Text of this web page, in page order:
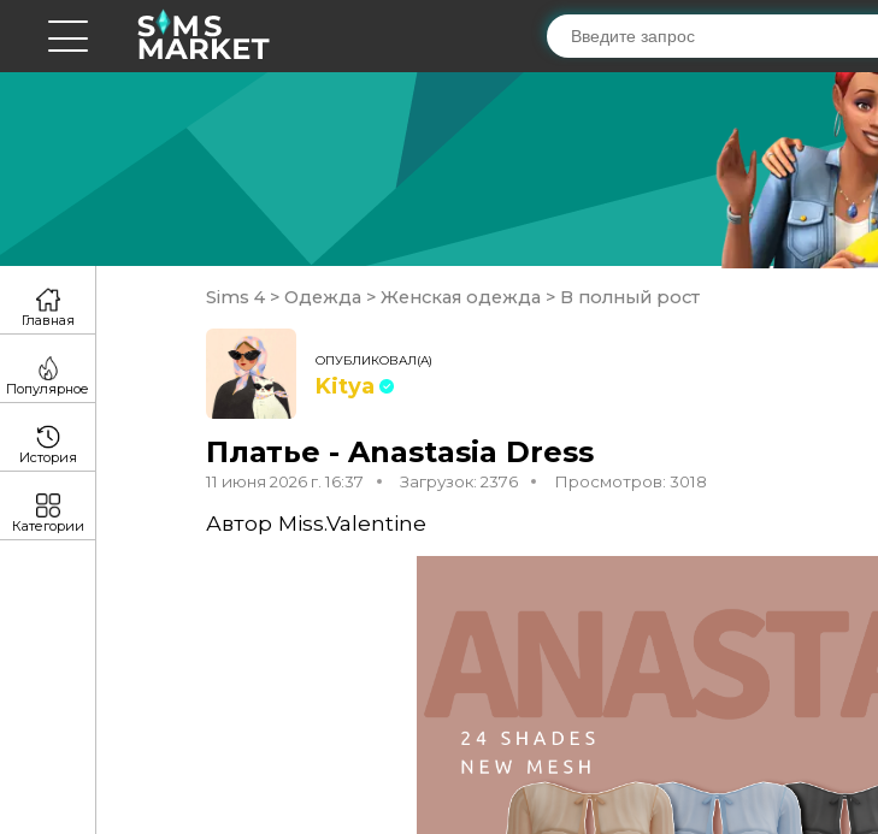
Sims 4 > Одежда > Женская одежда > В полный рост
ОПУБЛИКОВАЛ(А)
Kitya
Платье - Anastasia Dress
11 июня 2026 г. 16:37 Загрузок: 2376 Просмотров: 3018
Автор Miss.Valentine
Главная
Популярное
История
Категории